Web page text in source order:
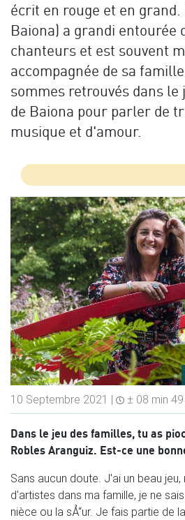
écrit en rouge et en grand.
Baiona) a grandi entourée
chanteurs et est souvent
accompagnée de sa
sommes retrouvés dans le
de Baiona pour parler de
musique et d'amour.
10 Septembre 2021 | ± 08 min
Dans le jeu des familles, tu as
Robles Aranguiz. Est-ce une
Sans aucun doute. J'ai un beau
d'artistes dans ma famille, je ne
nièce ou la sÅ“ur. Je fais partie de